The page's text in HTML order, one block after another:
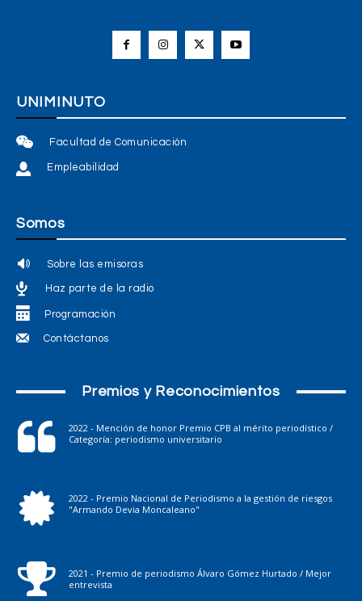
UNIMINUTO
Facultad de Comunicación
Empleabilidad
Somos
Sobre las emisoras
Haz parte de la radio
Programación
Contáctanos
Premios y Reconocimientos
2022 - Mención de honor Premio CPB al mérito periodístico /
Categoría: periodismo universitario
2022 - Premio Nacional de Periodismo a la gestión de riesgos
"Armando Devia Moncaleano"
2021 - Premio de periodismo Álvaro Gómez Hurtado / Mejor
entrevista